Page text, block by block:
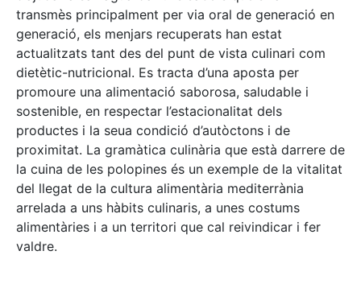
transmès principalment per via oral de generació en
generació, els menjars recuperats han estat
actualitzats tant des del punt de vista culinari com
dietètic-nutricional. Es tracta d’una aposta per
promoure una alimentació saborosa, saludable i
sostenible, en respectar l’estacionalitat dels
productes i la seua condició d’autòctons i de
proximitat. La gramàtica culinària que està darrere de
la cuina de les polopines és un exemple de la vitalitat
del llegat de la cultura alimentària mediterrània
arrelada a uns hàbits culinaris, a unes costums
alimentàries i a un territori que cal reivindicar i fer
valdre.